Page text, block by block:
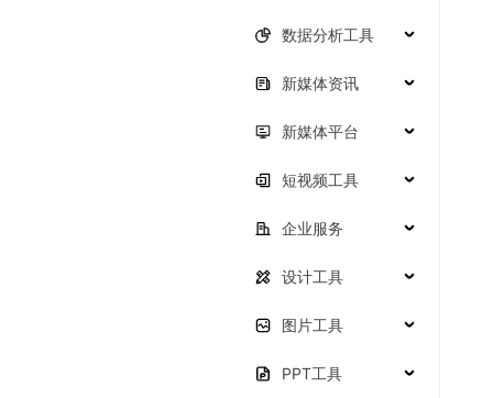
数据分析工具
新媒体资讯
新媒体平台
短视频工具
企业服务
设计工具
图片工具
PPT工具